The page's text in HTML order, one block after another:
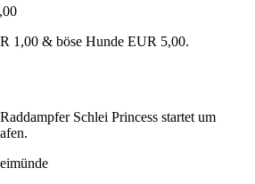
1,00 & böse Hunde EUR 5,00.
Schlei Princess startet um